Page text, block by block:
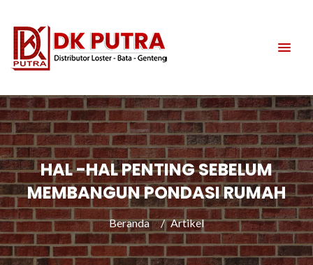
HAL -HAL PENTING SEBELUM
MEMBANGUN PONDASI RUMAH
Beranda Artikel